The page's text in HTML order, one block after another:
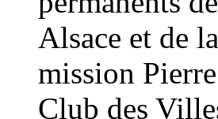
Alsace et de
mission
Club des